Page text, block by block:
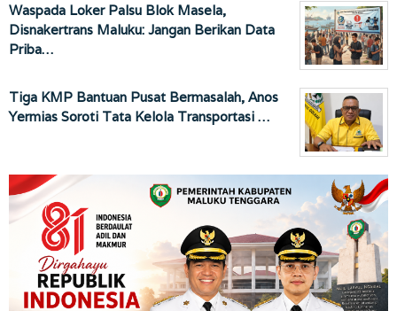
Waspada Loker Palsu Blok Masela,
Disnakertrans Maluku: Jangan Berikan Data
Priba…
Tiga KMP Bantuan Pusat Bermasalah, Anos
Yermias Soroti Tata Kelola Transportasi …